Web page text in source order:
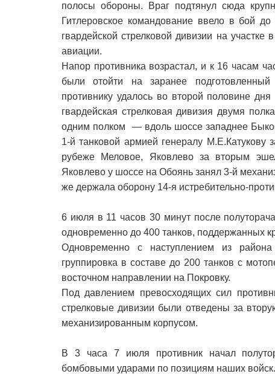
полосы обороны. Враг подтянул сюда
Гитлеровское командование ввело в бой
гвардейской стрелковой дивизии на
авиации.
Напор противника возрастал, и к 16 часам
были отойти на заранее
противнику удалось во второй половине
гвардейская стрелковая дивизия двумя
одним полком — вдоль шоссе западнее
1-й танковой армией генералу
рубеже Меловое, Яковлево за вторым
Яковлево у шоссе на Обоянь занял 3-й
же держала оборону 14-я истребительно-
6 июля в 11 часов 30 минут после
одновременно до 400 танков, поддержанных
Одновременно с наступлением из
группировка в составе до 200 танков с
восточном направлении на Покровку.
Под давлением превосходящих сил
стрелковые дивизии были отведены за
механизированным корпусом.
В 3 часа 7 июля противник начал
бомбовыми ударами по позициям наших